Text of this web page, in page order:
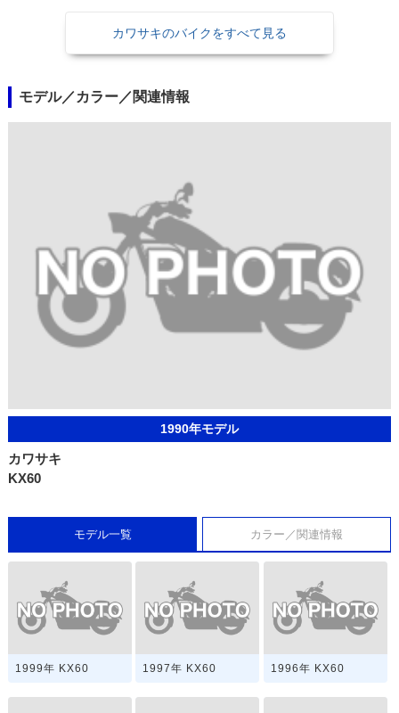
カワサキのバイクをすべて見る
モデル／カラー／関連情報
1990年モデル
カワサキ
KX60
モデル一覧 カラー／関連情報
1999年 KX60 1997年 KX60 1996年 KX60